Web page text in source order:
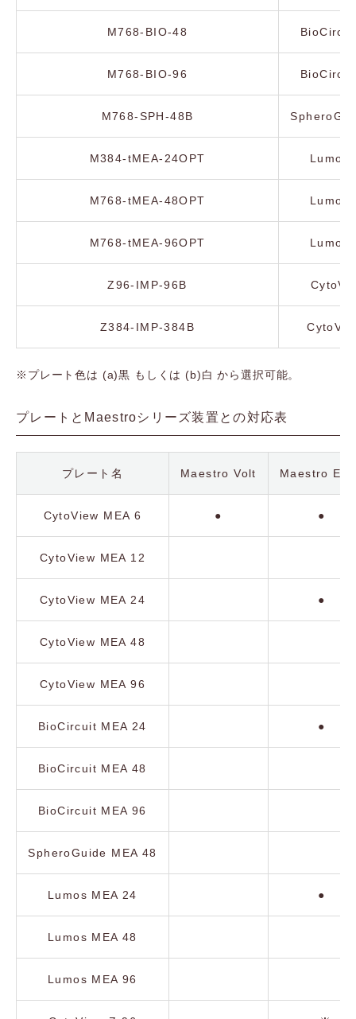
M768-BIO-48
M768-BIO-96
M768-SPH-48B
M384-tMEA-24OPT Lumos
M768-tMEA-48OPT Lumos
M768-tMEA-96OPT Lumos
Z96-IMP-96B
Z384-IMP-384B
※プレート色は (a)黒 もしくは (b)白 から選択可能。
プレートとMaestroシリーズ装置との対応表
プレート名 Maestro Volt Maestro
CytoView MEA 6 ● ●
CytoView MEA 12
CytoView MEA 24 ●
CytoView MEA 48
CytoView MEA 96
BioCircuit MEA 24 ●
BioCircuit MEA 48
BioCircuit MEA 96
SpheroGuide MEA 48
Lumos MEA 24 ●
Lumos MEA 48
Lumos MEA 96